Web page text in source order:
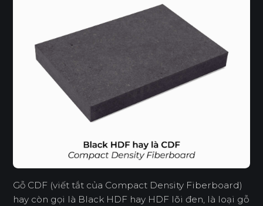
Gỗ CDF (viết tắt của Compact Density Fiberboard)
hay còn gọi là Black HDF hay HDF lõi đen, là loại gỗ